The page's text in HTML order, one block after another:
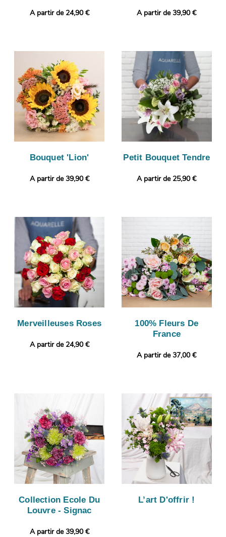
A partir de 24,90 € A partir de 39,90 €
Bouquet 'Lion'
A partir de 39,90 €
Petit Bouquet Tendre
A partir de 25,90 €
Merveilleuses Roses
A partir de 24,90 €
100% Fleurs De
France
A partir de 37,00 €
Collection Ecole Du
Louvre - Signac
A partir de 39,90 €
L’art D'offrir !